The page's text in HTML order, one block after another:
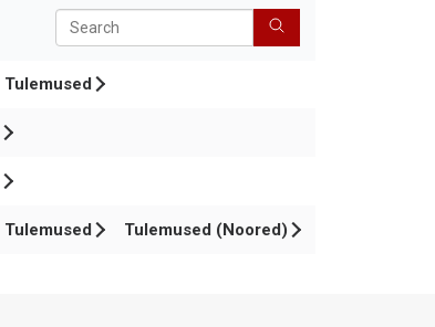
Search
Tulemused
Tulemused Tulemused (Noored)